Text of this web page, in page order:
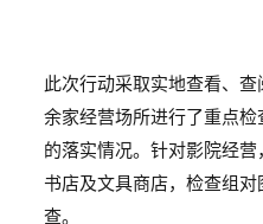
此次行动采取实地查看、
余家经营场所进行了重点
的落实情况。针对影院经
书店及文具商店，检查组
查。